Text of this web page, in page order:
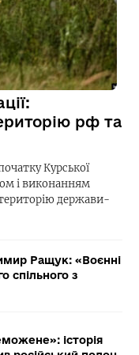
рф та
Курської
і виконанням
територію держави-
Ращук: «Воєнні
спільного з
історія